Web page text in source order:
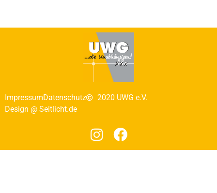
ImpressumDatenschutz
2020 UWG e.V.
Design @ Seitlicht.de